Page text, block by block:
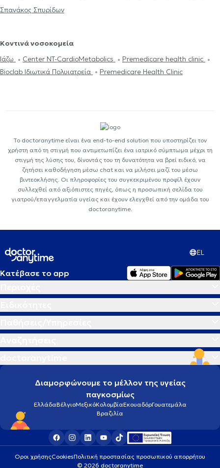
Σπανάκος Σπυρίδων
Κοντινά νοσοκομεία
Ιάζω
Center NT-CardioMetabolics
Premedicare health clinic
Bioclab Ιδιωτικά Πολυιατρεία
Premedicare Health Clinic
Το doctoranytime είναι ένα end-to-end solution που υποστηρίζει τον
χρήστη από τη στιγμή που αντιμετωπίζει ένα ιατρικό σύμπτωμα μέχρι τη
στιγμή της λύσης του, δίνοντάς του τη δυνατότητα να βρεί ειδικό, να
ζητήσει καθοδήγηση μέσω chat και να μιλήσει μαζί του μέσω
βιντεοκλήσης. Οι πληροφορίες του συγκεκριμένου προφίλ έχουν
συλλεχθεί από αξιόπιστες πηγές, όπως η προσωπική σελίδα του
γιατρού/επαγγελματία υγείας και έχουν ελεγχθεί από την ομάδα του
doctoranytime.
EL
Κατέβασε το app
Διαμορφώνουμε το μέλλον της υγείας
παγκοσμίως
ΕλλάδαΒέλγιοΜεξικόΚολομβίαΕκουαδόρΓουατεμάλα
Βραζιλία
Οροι χρήσηςCookiesΠολιτική προστασίας προσωπικού απορρήτου
© 2026 doctoranytime